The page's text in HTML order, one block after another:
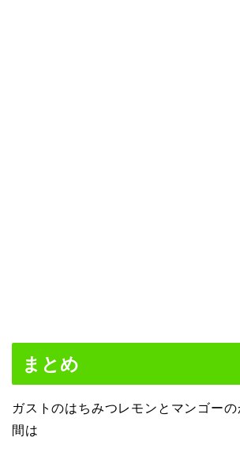
まとめ
ガストのはちみつレモンとマンゴー
間は